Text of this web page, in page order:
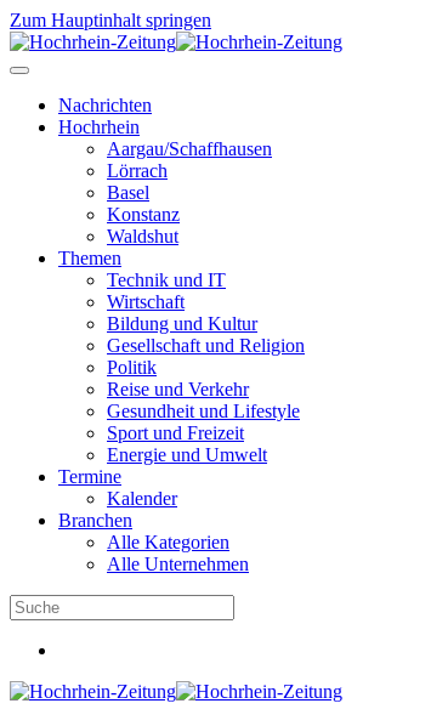
Zum Hauptinhalt springen
Nachrichten
Hochrhein
Aargau/Schaffhausen
Lörrach
Basel
Konstanz
Waldshut
Themen
Technik und IT
Wirtschaft
Bildung und Kultur
Gesellschaft und Religion
Politik
Reise und Verkehr
Gesundheit und Lifestyle
Sport und Freizeit
Energie und Umwelt
Termine
Kalender
Branchen
Alle Kategorien
Alle Unternehmen